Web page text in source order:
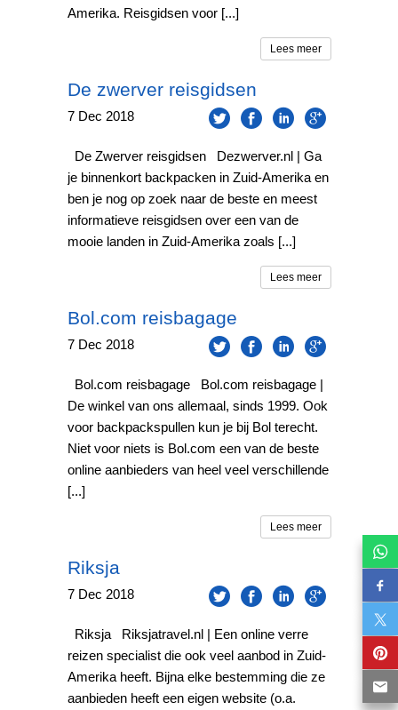
Amerika. Reisgidsen voor [...]
Lees meer
De zwerver reisgidsen
7 Dec 2018
De Zwerver reisgidsen Dezwerver.nl | Ga
je binnenkort backpacken in Zuid-Amerika en
ben je nog op zoek naar de beste en meest
informatieve reisgidsen over een van de
mooie landen in Zuid-Amerika zoals [...]
Lees meer
Bol.com reisbagage
7 Dec 2018
Bol.com reisbagage Bol.com reisbagage |
De winkel van ons allemaal, sinds 1999. Ook
voor backpackspullen kun je bij Bol terecht.
Niet voor niets is Bol.com een van de beste
online aanbieders van heel veel verschillende
[...]
Lees meer
Riksja
7 Dec 2018
Riksja Riksjatravel.nl | Een online verre
reizen specialist die ook veel aanbod in Zuid-
Amerika heeft. Bijna elke bestemming die ze
aanbieden heeft een eigen website (o.a.